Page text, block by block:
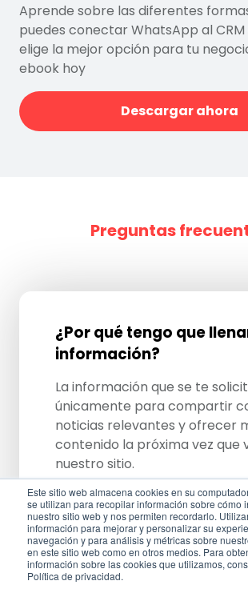
Este sitio web almacena cookies en su
se utilizan para recopilar información sobre cómo
nuestro sitio web y nos permiten recordarlo.
información para mejorar y personalizar su
navegación y para análisis y métricas sobre
en este sitio web como en otros medios. Para
información sobre las cookies que utilizamos,
Política de privacidad.
Aprende sobre las diferentes
puedes conectar WhatsApp al
elige la mejor opción para tu
ebook hoy
Descargar ahora
Preguntas
¿Por qué tengo que
información?
La información que se te
únicamente para compartir
noticias relevantes y ofrecer
contenido la próxima vez que
nuestro sitio.
¿Es realmente gratis?